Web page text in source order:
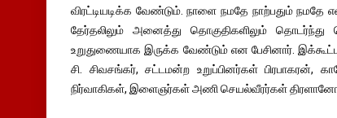
விரட்டியடிக்க வேண்டும். நாளை நமதே நாற்பதும் நமதே
தேர்தலிலும் அனைத்து தொகுதிகளிலும்
உறுதுணையாக இருக்க வேண்டும் என பேசினார்.
சி. சிவசங்கர், சட்டமன்ற உறுப்பினர்கள்
நிர்வாகிகள், இளைஞர்கள் அணி செயல்வீரர்கள்